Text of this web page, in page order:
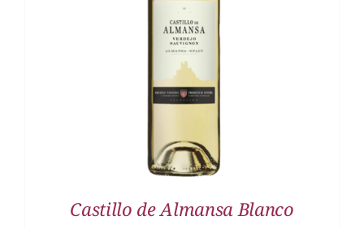
DETALLES
Castillo de Almansa Blanco